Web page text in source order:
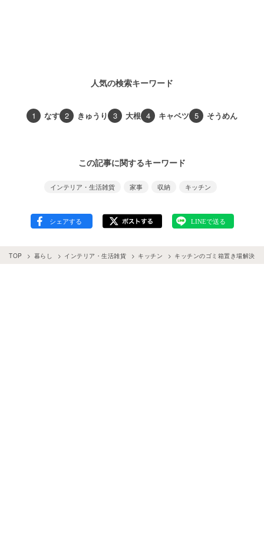
人気の検索キーワード
1 なす 2 きゅうり 3 大根 4 キャベツ 5 そうめん
この記事に関するキーワード
インテリア・生活雑貨 家事 収納 キッチン
TOP 暮らし インテリア・生活雑貨 キッチン キッチンのゴミ箱置き場解決